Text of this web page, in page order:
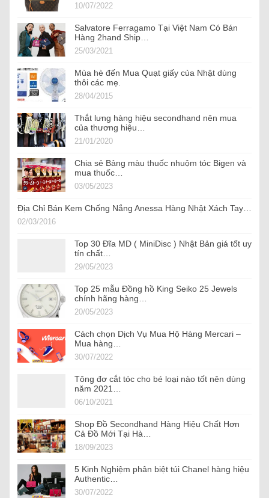
10/07/2022
Salvatore Ferragamo Tại Việt Nam Có Bán
Hàng 2hand Ship…
25/03/2021
Mùa hè đến Mua Quạt giấy của Nhật dùng
thôi các mẹ.
28/04/2015
Thắt lưng hàng hiệu secondhand nên mua
của thương hiệu…
21/01/2020
Chia sẻ Bảng màu thuốc nhuộm tóc Bigen và
mua thuốc…
03/05/2023
Địa Chỉ Bán Kem Chống Nắng Anessa Hàng Nhật Xách Tay…
02/03/2016
Top 30 Đĩa MD ( MiniDisc ) Nhật Bản giá tốt uy
tín chất…
29/05/2023
Top 25 mẫu Đồng hồ King Seiko 25 Jewels
chính hãng hàng…
20/05/2023
Cách chọn Dịch Vụ Mua Hộ Hàng Mercari –
Mua hàng…
30/07/2022
Tông đơ cắt tóc cho bé loại nào tốt nên dùng
năm 2021…
06/10/2021
Shop Đồ Secondhand Hàng Hiệu Chất Hơn
Cả Đồ Mới Tại Hà…
18/09/2023
5 Kinh Nghiệm phân biệt túi Chanel hàng hiệu
Authentic…
30/07/2022